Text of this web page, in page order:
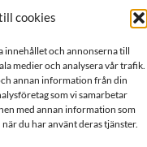
cookies
innehållet och annonserna till
medier och analysera vår trafik.
annan information från din
som vi samarbetar
med annan information som
du har använt deras tjänster.
Cookiepolicy